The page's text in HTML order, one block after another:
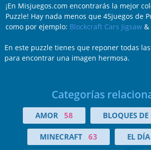
¡En Misjuegos.com encontrarás la mejor
Puzzle! Hay nada menos que 45juegos de
como por ejemplo: Blockcraft Cars Jigsaw&
En este puzzle tienes que reponer todas
para encontrar una imagen hermosa.
Categorías
AMOR 58 BLOQUES DE
MINECRAFT 63 EL